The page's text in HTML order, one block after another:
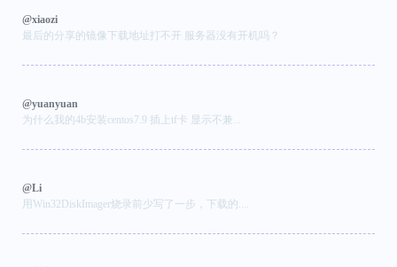
@xiaozi
最后的分享的镜像下载地址打不开 服务器没有开机吗？
@yuanyuan
为什么我的4b安装centos7.9 插上tf卡 显示不兼...
@Li
用Win32DiskImager烧录前少写了一步，下载的....